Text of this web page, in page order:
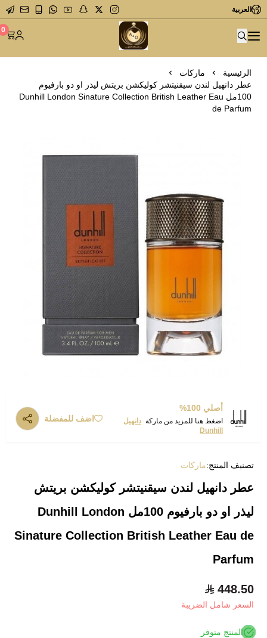
العربية
متجر عاشق العطور 0
الرئيسية
ماركات
عطر دانهيل لندن سيقنيتشر كوليكشن بريتش ليذر او دو بارفيوم
100مل Dunhill London Sinature Collection British Leather Eau
de Parfum
أصلي 100%
اضغط هنا للمزيد من ماركة دانهيل
Dunhill
اضف للمفضلة
تصنيف المنتج:ماركات
عطر دانهيل لندن سيقنيتشر كوليكشن بريتش
ليذر او دو بارفيوم 100مل Dunhill London
Sinature Collection British Leather Eau de
Parfum
448.50
السعر شامل الضريبة
المنتج متوفر